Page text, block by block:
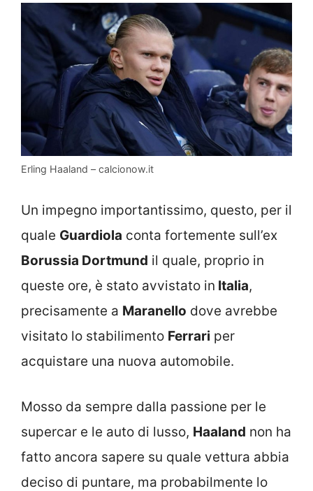
Erling Haaland – calcionow.it
Un impegno importantissimo, questo, per il
quale Guardiola conta fortemente sull’ex
Borussia Dortmund il quale, proprio in
queste ore, è stato avvistato in Italia,
precisamente a Maranello dove avrebbe
visitato lo stabilimento Ferrari per
acquistare una nuova automobile.
Mosso da sempre dalla passione per le
supercar e le auto di lusso, Haaland non ha
fatto ancora sapere su quale vettura abbia
deciso di puntare, ma probabilmente lo